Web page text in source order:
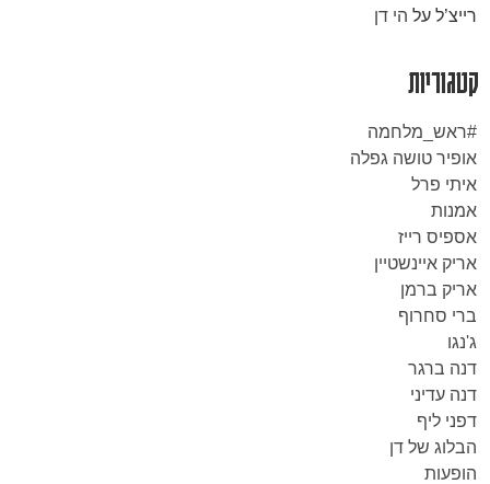
רייצ’ל על הי דן
קטגוריות
#ראש_מלחמה
אופיר טושה גפלה
איתי פרל
אמנות
אספיס רייז
אריק איינשטיין
אריק ברמן
ברי סחרוף
ג'נגו
דנה ברגר
דנה עדיני
דפני ליף
הבלוג של דן
הופעות